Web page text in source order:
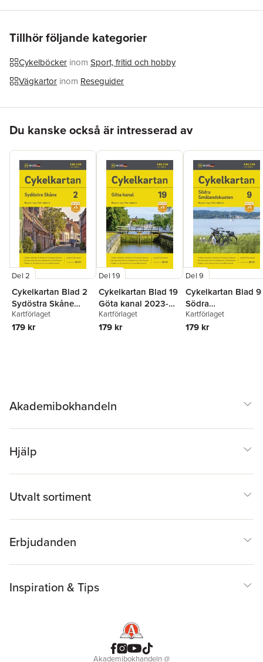
Förlag
Kartförlaget
Tillhör följande kategorier
Cykelböcker inom Sport, fritid och hobby
Vägkartor inom Reseguider
Du kanske också är intresserad av
Del 2
Cykelkartan Blad 2
Sydöstra Skåne
2023-2025
Kartförlaget
179 kr
Del 19
Cykelkartan Blad 19
Göta kanal 2023-
2025
Kartförlaget
179 kr
Del 9
Cykelkartan Blad 9
Södra
Smålandskusten
2023-2025
Kartförlaget
179 kr
Akademibokhandeln
Hjälp
Utvalt sortiment
Erbjudanden
Inspiration & Tips
Akademibokhandeln@